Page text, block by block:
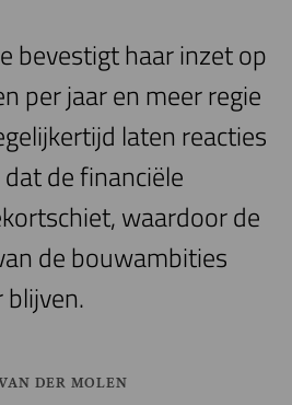
bevestigt haar inzet op
per jaar en meer regie
laten reacties
de financiële
waardoor de
de bouwambities
DER MOLEN